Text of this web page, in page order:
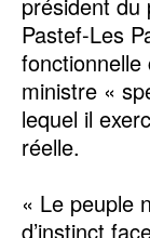
Pastef-Les
ministre «
lequel il
réelle.
« Le peuple
d’instinct